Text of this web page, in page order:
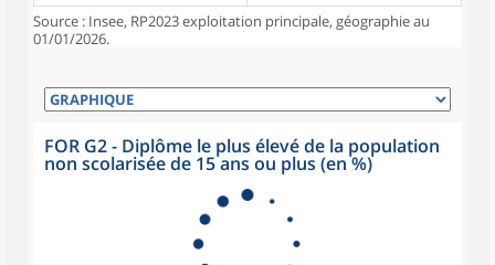
Source : Insee, RP2023 exploitation principale, géographie au
01/01/2026.
FOR G2 - Diplôme le plus élevé de la population
non scolarisée de 15 ans ou plus (en %)